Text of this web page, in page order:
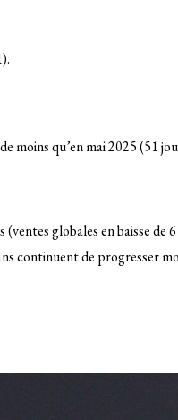
.
moins qu’en mai 2025 (51
globales en baisse
continuent de progresser